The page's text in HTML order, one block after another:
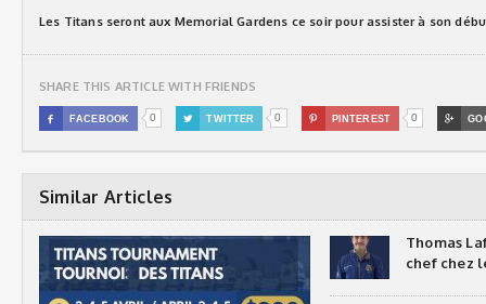
Les Titans seront aux Memorial Gardens ce soir pour assister à son
SHARE THIS ARTICLE WITH FRIENDS
 FACEBOOK 0  TWITTER 0  PINTEREST 0 
Similar Articles
Thomas
chef chez